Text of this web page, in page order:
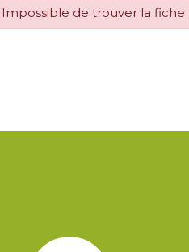
Impossible de trouver la fiche